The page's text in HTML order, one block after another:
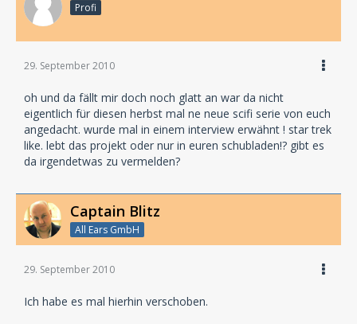
Profi
29. September 2010
oh und da fällt mir doch noch glatt an war da nicht
eigentlich für diesen herbst mal ne neue scifi serie von euch
angedacht. wurde mal in einem interview erwähnt ! star trek
like. lebt das projekt oder nur in euren schubladen!? gibt es
da irgendetwas zu vermelden?
Captain Blitz
All Ears GmbH
29. September 2010
Ich habe es mal hierhin verschoben.